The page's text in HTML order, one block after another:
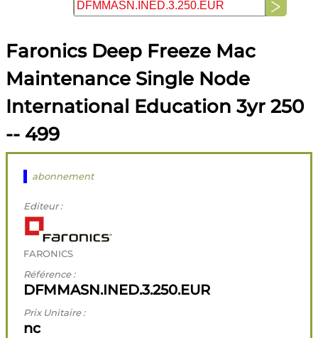
Faronics Deep Freeze Mac
Maintenance Single Node
International Education 3yr 250
-- 499
abonnement
Editeur :
FARONICS
Référence :
DFMMASN.INED.3.250.EUR
Prix Unitaire :
nc